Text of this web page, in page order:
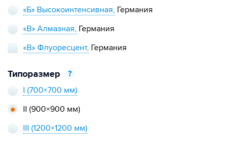
«Б» Высокоинтенсивная, Германия
«В» Алмазная, Германия
«В» Флуоресцент, Германия
Типоразмер
?
I (700×700 мм)
II (900×900 мм)
III (1200×1200 мм)